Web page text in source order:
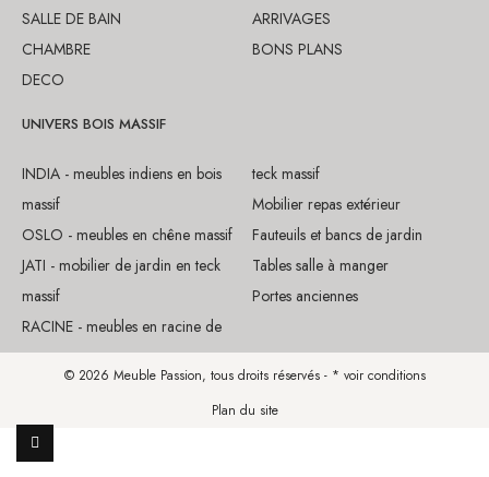
SALLE DE BAIN
CHAMBRE
DECO
ARRIVAGES
BONS PLANS
UNIVERS BOIS MASSIF
INDIA - meubles indiens en bois
massif
OSLO - meubles en chêne massif
JATI - mobilier de jardin en teck
massif
RACINE - meubles en racine de
teck massif
Mobilier repas extérieur
Fauteuils et bancs de jardin
Tables salle à manger
Portes anciennes
© 2026 Meuble Passion, tous droits réservés - * voir conditions
Plan du site